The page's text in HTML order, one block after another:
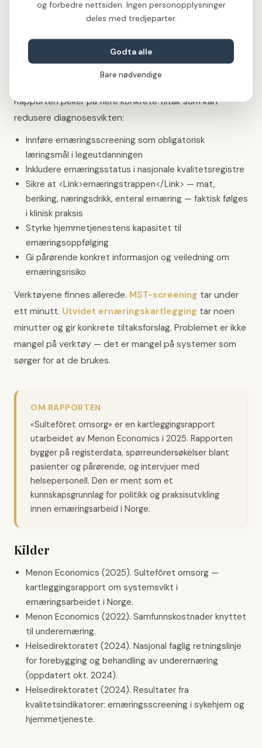
samfunnskostnader er ikke et tall som er naturlig gitt.
Det er konsekvensen av at et avgjørende og
forebyggbart problem systematisk har blitt oversett.
Hva kan gjøres?
Rapporten peker på flere konkrete tiltak som kan
redusere diagnosesvikten:
Innføre ernæringsscreening som obligatorisk
læringsmål i legeutdanningen
Inkludere ernæringsstatus i nasjonale kvalitetsregistre
Sikre at <Link>ernæringstrappen</Link> — mat,
beriking, næringsdrikk, enteral ernæring — faktisk følges
i klinisk praksis
Styrke hjemmetjenestens kapasitet til
ernæringsoppfølging
Gi pårørende konkret informasjon og veiledning om
ernæringsrisiko
Verktøyene finnes allerede. MST-screening tar under
ett minutt. Utvidet ernæringskartlegging tar noen
minutter og gir konkrete tiltaksforslag. Problemet er ikke
mangel på verktøy — det er mangel på systemer som
sørger for at de brukes.
OM RAPPORTEN
«Sultefôret omsorg» er en kartleggingsrapport
utarbeidet av Menon Economics i 2025. Rapporten
bygger på registerdata, spørreundersøkelser blant
pasienter og pårørende, og intervjuer med
helsepersonell. Den er ment som et
kunnskapsgrunnlag for politikk og praksisutvkling
innen ernæringsarbeid i Norge.
Kilder
Menon Economics (2025). Sultefôret omsorg —
kartleggingsrapport om systemsvikt i
ernæringsarbeidet i Norge.
Menon Economics (2022). Samfunnskostnader knyttet
til underernæring.
Helsedirektoratet (2024). Nasjonal faglig retningslinje
for forebygging og behandling av underernæring
(oppdatert okt. 2024).
Helsedirektoratet (2024). Resultater fra
kvalitetsindikatorer: ernæringsscreening i sykehjem og
hjemmetjeneste.
og forbedre nettsiden. Ingen personopplysninger
deles med tredjeparter.
Godta alle
Bare nødvendige